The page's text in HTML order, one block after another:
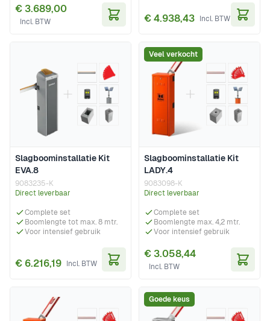
€ 3.689,00
€ 4.938,43
Slagboominstallatie Kit
EVA.8
9083235-K
Direct leverbaar
Complete set
Boomlengte tot max. 8 mtr.
Voor intensief gebruik
€ 6.216,19
In Winkelwagen
Slagboominstallatie Kit
LADY.4
9083098-K
Direct leverbaar
Complete set
Boomlengte max. 4,2 mtr.
Voor intensief gebruik
€ 3.058,44
Veel verkocht
Goede keus